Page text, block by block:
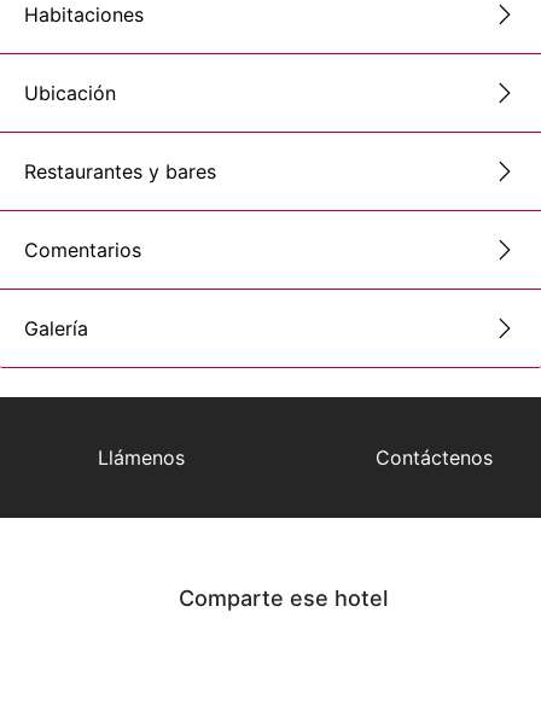
Habitaciones
Ubicación
Restaurantes y bares
Comentarios
Galería
Llámenos Contáctenos
Comparte ese hotel